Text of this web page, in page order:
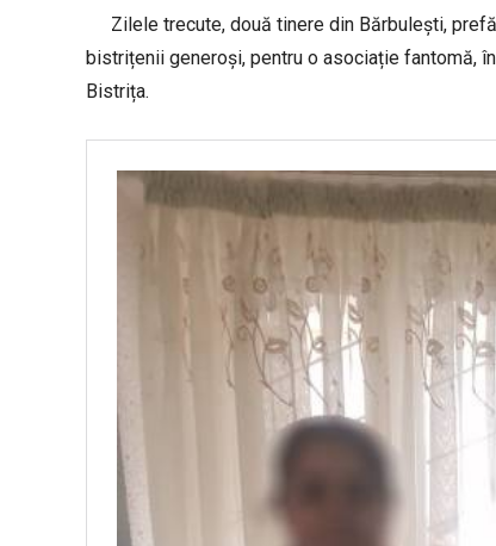
Zilele trecute, două tinere din Bărbulești,
bistrițenii generoși, pentru o asociație fantomă,
Bistrița.